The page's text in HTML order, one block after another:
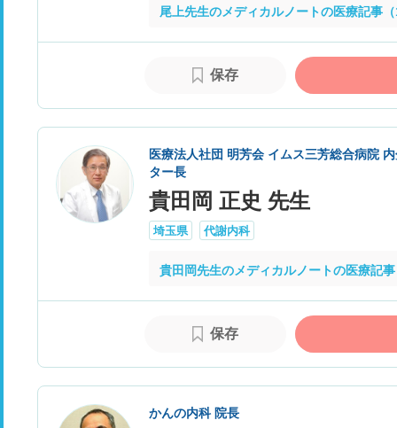
尾上先生のメディカルノートの医療記事
保存
医療法人社団 明芳会 イムス三芳総合病院
ター長
貴田岡 正史 先生
埼玉県 代謝内科
貴田岡先生のメディカルノートの医療記
保存
かんの内科 院長